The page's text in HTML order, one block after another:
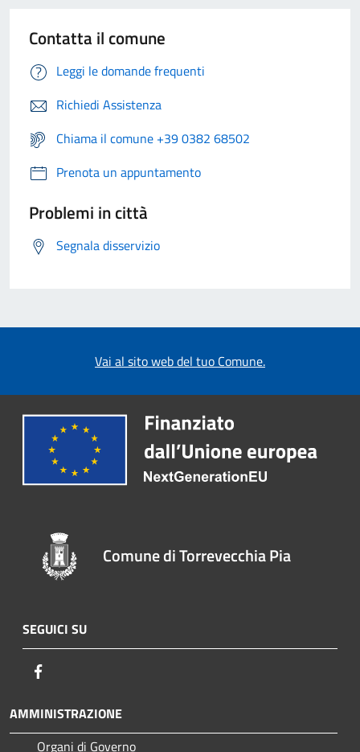
Contatta il comune
Leggi le domande frequenti
Richiedi Assistenza
Chiama il comune +39 0382 68502
Prenota un appuntamento
Problemi in città
Segnala disservizio
Vai al sito web del tuo Comune.
Comune di Torrevecchia Pia
SEGUICI SU
AMMINISTRAZIONE
Organi di Governo